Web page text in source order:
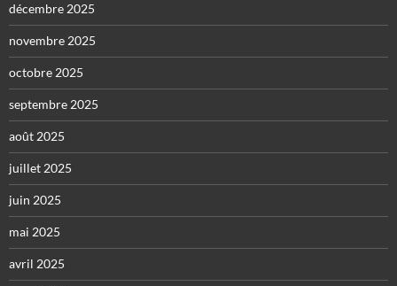
décembre 2025
novembre 2025
octobre 2025
septembre 2025
août 2025
juillet 2025
juin 2025
mai 2025
avril 2025